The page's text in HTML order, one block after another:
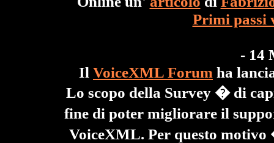
Primi passi
- 14
Il VoiceXML Forum ha
Lo scopo della Survey � di
fine di poter migliorare il
VoiceXML. Per questo